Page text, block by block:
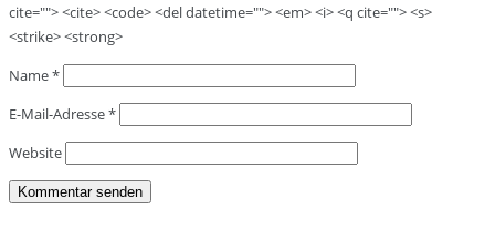
cite=""> <cite> <code> <del datetime=""> <em> <i> <q cite=""> <s>
<strike> <strong>
Name*
E-Mail-Adresse*
Website